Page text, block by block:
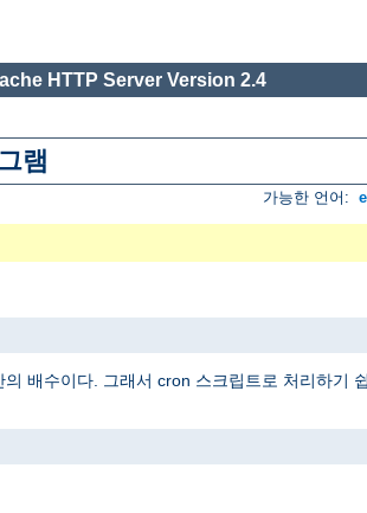
HTTP Server Version 2.4
램
가능한 언어:
배수이다. 그래서 cron 스크립트로 처리하기